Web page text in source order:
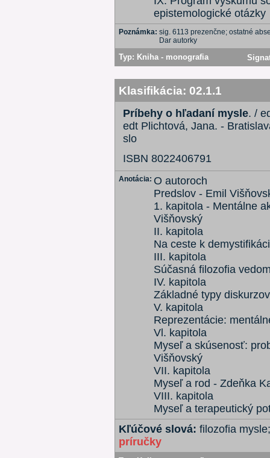
epistemologické otázky
Poznámka: sig. 6113 prezenčne; ostatné
Dar autorky
Typ: Kniha - monografia
Klasifikácia: 02.1.1
Príbehy o hľadaní mysle. /
edt Plichtová, Jana. -
slo
ISBN 8022406791
Anotácia: O autoroch
Predslov - Emil
1. kapitola - Mentálne
Višňovský
II. kapitola
Na ceste k
III. kapitola
Súčasná filozofia
IV. kapitola
Základné typy
V. kapitola
Reprezentácie:
Vl. kapitola
Myseľ a skúsenosť:
Višňovský
VII. kapitola
Myseľ a rod - Zdeňka
VIII. kapitola
Myseľ a terapeutický
Kľúčové slová: filozofia
príručky